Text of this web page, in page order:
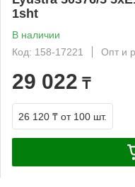
1sht
В наличии
Код: 158-17221
Опт и
29 022 ₸
26 120 ₸ от 100 шт.